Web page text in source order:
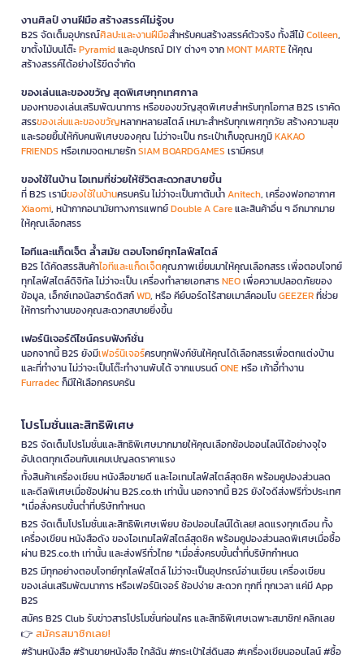
งานศิลป์ งานฝีมือ สร้างสรรค์ไม่รู้จบ
B2S จัดเต็มอุปกรณ์ศิลปะและงานฝีมือสำหรับคนสร้างสรรค์ตัวจริง ทั้งสีไม้Colleen,
ขาตั้งไม้บนโต๊ะPyramidและอุปกรณ์ DIY ต่างๆ จากMONT MARTEให้คุณ
สร้างสรรค์ได้อย่างไร้ขีดจำกัด
ของเล่นและของขวัญ สุดพิเศษทุกเทศกาล
มองหาของเล่นเสริมพัฒนาการ หรือของขวัญสุดพิเศษสำหรับทุกโอกาส B2S เราคัด
สรรของเล่นและของขวัญหลากหลายสไตล์ เหมาะสำหรับทุกเพศทุกวัย สร้างความสุข
และรอยยิ้มให้กับคนพิเศษของคุณ ไม่ว่าจะเป็น กระเป๋าเก็บอุณหภูมิKAKAO
FRIENDS หรือเกมจดหมายรักSIAM BOARDGAMES เรามีครบ!
ของใช้ในบ้าน ไอเทมที่ช่วยให้ชีวิตสะดวกสบายขึ้น
ที่ B2S เรามีของใช้ในบ้านครบครัน ไม่ว่าจะเป็นกาต้มน้ำAnitech, เครื่องฟอกอากาศ
Xiaomi, หน้ากากอนามัยทางการแพทย์Double A Careและสินค้าอื่น ๆ อีกมากมาย
ให้คุณเลือกสรร
ไอทีและแก็ดเจ็ต ล้ำสมัย ตอบโจทย์ทุกไลฟ์สไตล์
B2S ได้คัดสรรสินค้าไอทีและแก็ดเจ็ตคุณภาพเยี่ยมมาให้คุณเลือกสรร เพื่อตอบโจทย์
ทุกไลฟ์สไตล์ดิจิทัล ไม่ว่าจะเป็น เครื่องทำลายเอกสารNEOเพื่อความปลอดภัยของ
ข้อมูล, เอ็กซ์เทอนัลฮาร์ดดิสก์WD, หรือ คีย์บอร์ดไร้สายเมาส์คอมโบGEEZERที่ช่วย
ให้การทำงานของคุณสะดวกสบายยิ่งขึ้น
เฟอร์นิเจอร์ดีไซน์ครบฟังก์ชั่น
นอกจากนี้ B2S ยังมีเฟอร์นิเจอร์ครบทุกฟังก์ชันให้คุณได้เลือกสรรเพื่อตกแต่งบ้าน
และที่ทำงาน ไม่ว่าจะเป็นโต๊ะทำงานพับได้ จากแบรนด์ONEหรือ เก้าอี้ทำงาน
Furradecก็มีให้เลือกครบครัน
โปรโมชั่นและสิทธิพิเศษ
B2S จัดเต็มโปรโมชั่นและสิทธิพิเศษมากมายให้คุณเลือกช้อปออนไลน์ได้อย่างจุใจ
อัปเดตทุกเดือนกับแคมเปญลดราคาแรง
ทั้งสินค้าเครื่องเขียน หนังสือขายดี และไอเทมไลฟ์สไตล์สุดชิค พร้อมคูปองส่วนลด
และดีลพิเศษเมื่อช้อปผ่าน B2S.co.th เท่านั้น นอกจากนี้ B2S ยังใจดีส่งฟรีทั่วประเทศ
*เมื่อสั่งครบขั้นต่ำที่บริษัทกำหนด
B2S จัดเต็มโปรโมชั่นและสิทธิพิเศษเพียบ ช้อปออนไลน์ได้เลย! ลดแรงทุกเดือน ทั้ง
เครื่องเขียน หนังสือดัง ของไอเทมไลฟ์สไตล์สุดชิค พร้อมคูปองส่วนลดพิเศษเมื่อซื้อ
ผ่าน B2S.co.th เท่านั้น และส่งฟรีทั่วไทย *เมื่อสั่งครบขั้นต่ำที่บริษัทกำหนด
B2S มีทุกอย่างตอบโจทย์ทุกไลฟ์สไตล์ ไม่ว่าจะเป็นอุปกรณ์อ่านเขียน เครื่องเขียน
ของเล่นเสริมพัฒนาการ หรือเฟอร์นิเจอร์ ช้อปง่าย สะดวก ทุกที่ ทุกเวลา แค่มี App
B2S
สมัคร B2S Club รับข่าวสารโปรโมชั่นก่อนใคร และสิทธิพิเศษเฉพาะสมาชิก! คลิกเลย
👉 สมัครสมาชิกเลย!
#ร้านหนังสือ #ร้านขายหนังสือ ใกล้ฉัน #กระเป๋าใส่ดินสอ #เครื่องเขียนออนไลน์ #ซื้อ